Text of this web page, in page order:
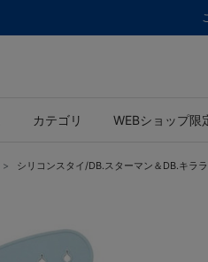
カテゴリ WEBショップ限
シリコンスタイ/DB.スターマン＆DB.キララ